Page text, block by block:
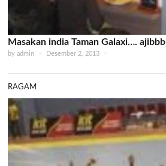
Masakan india Taman Galaxi…. ajibbb
byadmin × Desember 2, 2013 ×
RAGAM